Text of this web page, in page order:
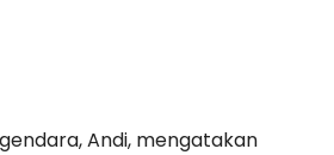
Andi, mengatakan